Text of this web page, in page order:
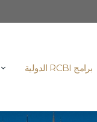
برامج RCBI الدولية